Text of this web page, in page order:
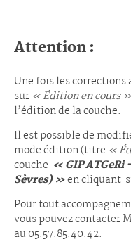
Attention :
Une fois les
sur « Édition en cours »
l’édition de la couche.
Il est possible de
mode édition (titre «
couche « GIP
Sèvres) »en cliquant
Pour tout
vous pouvez contacter
au 05.57.85.40.42.